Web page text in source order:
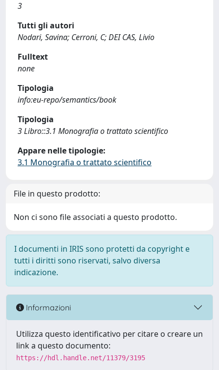
3
Tutti gli autori
Nodari, Savina; Cerroni, C; DEI CAS, Livio
Fulltext
none
Tipologia
info:eu-repo/semantics/book
Tipologia
3 Libro::3.1 Monografia o trattato scientifico
Appare nelle tipologie:
3.1 Monografia o trattato scientifico
File in questo prodotto:
Non ci sono file associati a questo prodotto.
I documenti in IRIS sono protetti da copyright e
tutti i diritti sono riservati, salvo diversa
indicazione.
Informazioni
Utilizza questo identificativo per citare o creare un
link a questo documento:
https://hdl.handle.net/11379/3195